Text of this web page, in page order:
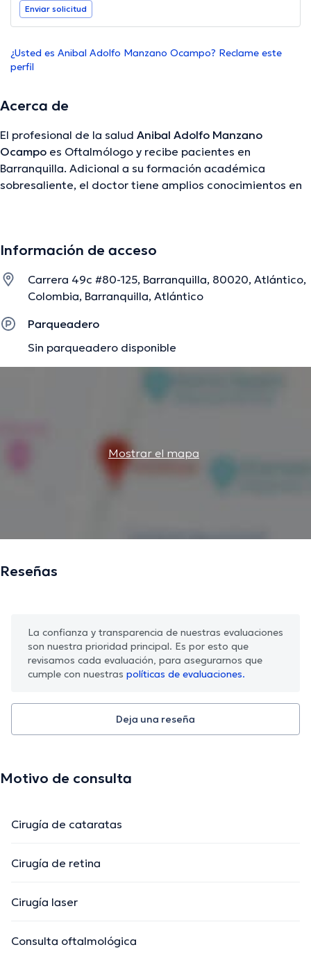
Enviar solicitud
¿Usted es Anibal Adolfo Manzano Ocampo? Reclame este
perfil
Acerca de
El profesional de la salud Anibal Adolfo Manzano
Ocampo es Oftalmólogo y recibe pacientes en
Barranquilla. Adicional a su formación académica
sobresaliente, el doctor tiene amplios conocimientos en
miembro de diversas asociaciones médicas. Anibal
conferencias con la finalidad de tener una formación
continua en su campo de especialización y ha compartido
numerosas ediciones. Español es el idioma principal que
maneja el Dr.
Información de acceso
Carrera 49c #80-125, Barranquilla, 80020, Atlántico,
Colombia, Barranquilla, Atlántico
Parqueadero
Sin parqueadero disponible
Mostrar el mapa
Reseñas
La confianza y transparencia de nuestras evaluaciones
son nuestra prioridad principal. Es por esto que
revisamos cada evaluación, para asegurarnos que
cumple con nuestras políticas de evaluaciones.
Deja una reseña
Motivo de consulta
Cirugía de cataratas
Cirugía de retina
Cirugía laser
Consulta oftalmológica